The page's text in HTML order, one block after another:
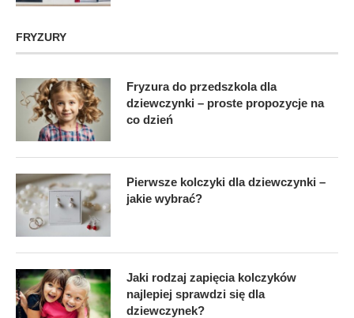
FRYZURY
Fryzura do przedszkola dla
dziewczynki – proste propozycje na
co dzień
Pierwsze kolczyki dla dziewczynki –
jakie wybrać?
Jaki rodzaj zapięcia kolczyków
najlepiej sprawdzi się dla
dziewczynek?